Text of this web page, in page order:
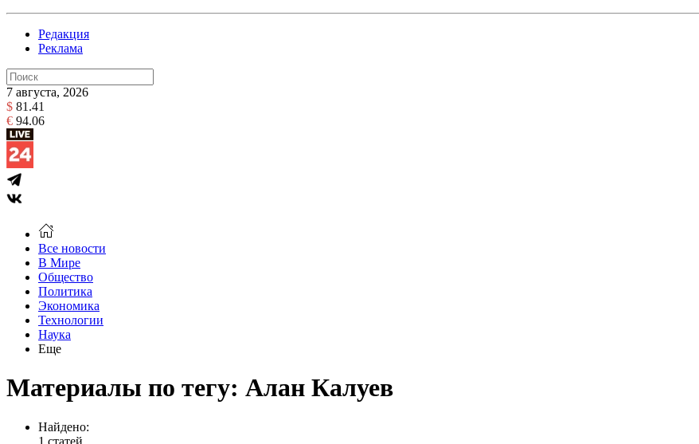
Редакция
Реклама
7 августа, 2026
$ 81.41
€ 94.06
Все новости
В Мире
Общество
Политика
Экономика
Технологии
Наука
Еще
Материалы по тегу: Алан Калуев
Найдено:
1 статей